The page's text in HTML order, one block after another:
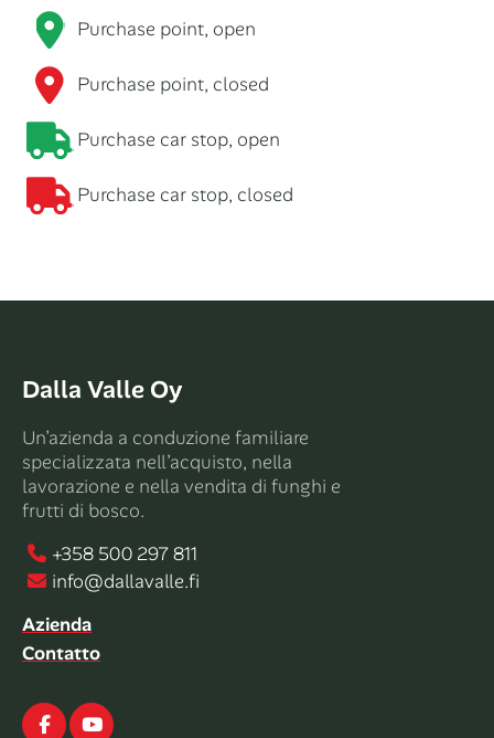
Purchase point, open
Purchase point, closed
Purchase car stop, open
Purchase car stop, closed
Dalla Valle Oy
Un’azienda a conduzione familiare
specializzata nell’acquisto, nella
lavorazione e nella vendita di funghi e
frutti di bosco.
+358 500 297 811
info@dallavalle.fi
Azienda
Contatto
FacebookYoutube